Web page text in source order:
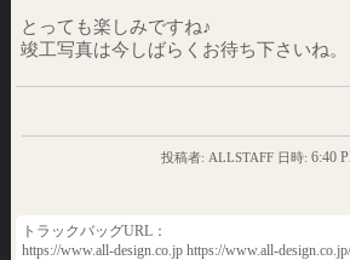
とっても楽しみですね♪
竣工写真は今しばらくお待ち下さいね。
投稿者: ALLSTAFF 日時: 6:40
トラックバッグURL：
https://www.all-design.co.jp https://www.all-